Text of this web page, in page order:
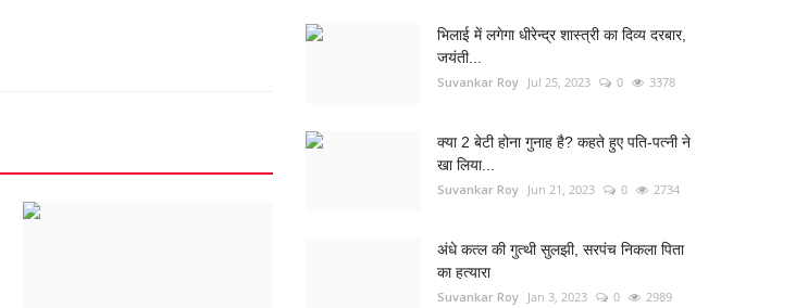
भिलाई में लगेगा धीरेन्द्र शास्त्री का दिव्य दरबार,
जयंती...
Suvankar Roy Jul 25, 2023 0 3378
क्या 2 बेटी होना गुनाह है? कहते हुए पति-पत्नी ने
खा लिया...
Suvankar Roy Jun 21, 2023 0 2734
अंधे कत्ल की गुत्थी सुलझी, सरपंच निकला पिता
का हत्यारा
Suvankar Roy Jan 3, 2023 0 2989